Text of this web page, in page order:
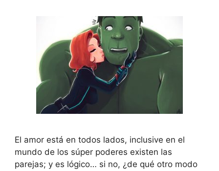
El amor está en todos lados, inclusive en el
mundo de los súper poderes existen las
parejas; y es lógico… si no, ¿de qué otro modo